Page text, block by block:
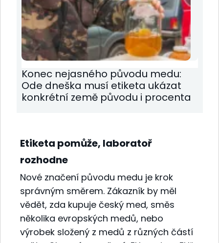
Konec nejasného původu medu:
Ode dneška musí etiketa ukázat
konkrétní země původu i procenta
Etiketa pomůže, laboratoř
rozhodne
Nové značení původu medu je krok
správným směrem. Zákazník by měl
vědět, zda kupuje český med, směs
několika evropských medů, nebo
výrobek složený z medů z různých částí